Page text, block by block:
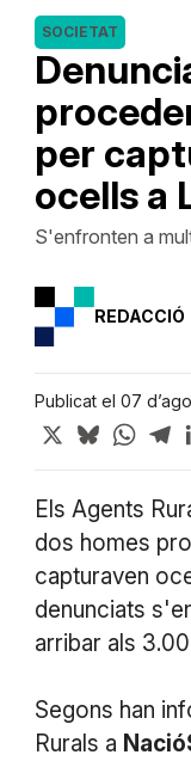
per
ocells a
SOCIETAT
S'enfronten a
REDACCIÓ
Publicat el 07
X Bluesky
Els Agents
dos homes
capturaven
denunciats
arribar als
Segons han
Rurals a